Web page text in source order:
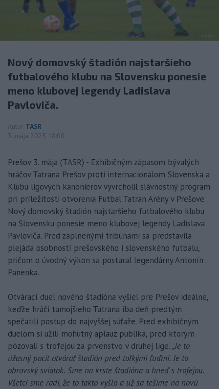
Nový domovský štadión najstaršieho
futbalového klubu na Slovensku ponesie
meno klubovej legendy Ladislava
Pavloviča.
Autor TASR
3. mája 2025 18:00
Prešov 3. mája (TASR) - Exhibičným zápasom bývalých
hráčov Tatrana Prešov proti internacionálom Slovenska a
Klubu ligových kanonierov vyvrcholil slávnostný program
pri príležitosti otvorenia Futbal Tatran Arény v Prešove.
Nový domovský štadión najstaršieho futbalového klubu
na Slovensku ponesie meno klubovej legendy Ladislava
Pavloviča. Pred zaplnenými tribúnami sa predstavila
plejáda osobností prešovského i slovenského futbalu,
pričom o úvodný výkon sa postaral legendárny Antonín
Panenka.
Otvárací duel nového štadióna vyšiel pre Prešov ideálne,
keďže hráči tamojšieho Tatrana iba deň predtým
spečatili postup do najvyššej súťaže. Pred exhibičným
duelom si užili mohutný aplauz publika, pred ktorým
pózovali s trofejou za prvenstvo v druhej lige. „Je to
úžasný pocit otvárať štadión pred toľkými ľuďmi. Je to
obrovský sviatok. Sme na krste štadióna a hneď s trofejou.
Všetci sme radi, že to takto vyšlo a už sa tešíme na novú